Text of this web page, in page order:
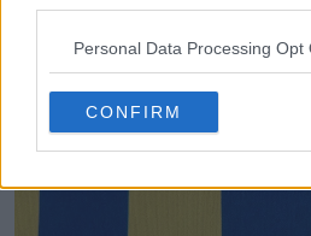
Personal Data Processing Opt
CONFIRM
Vazou a camisa titular do
120.º aniversário 2026-2027
36